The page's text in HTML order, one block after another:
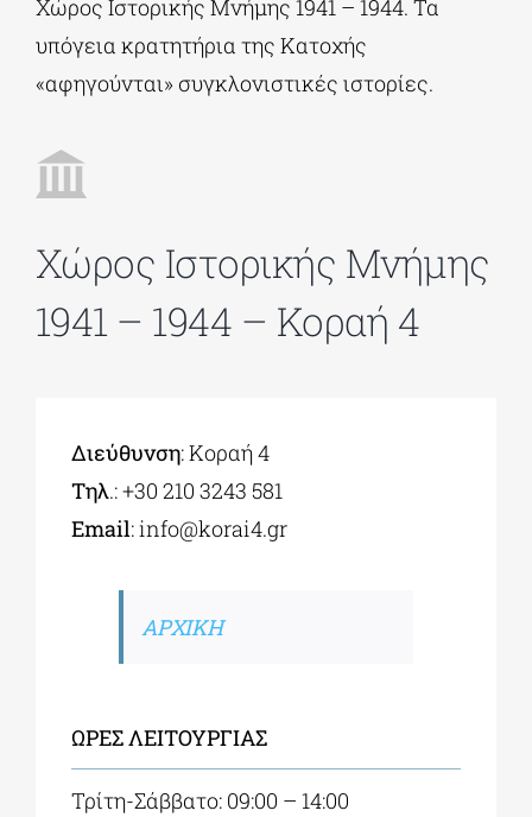
ΔΙΔΑΚΤΟΡΙΚΑ
ΕΚΠΑΙΔΕΥΤΙΚΑ ΙΔΡΥΜΑΤΑ
ΧΩΡΟΙ ΤΕΧΝΗΣ
ΕΚΔΗΛΩΣΕΙΣ
Χώρος Ιστορικής Μνήμης 1941 – 1944. Τα
υπόγεια κρατητήρια της Κατοχής
«αφηγούνται» συγκλονιστικές ιστορίες.
Χώρος Ιστορικής Μνήμης
1941 – 1944 – Κοραή 4
Διεύθυνση: Κοραή 4
Τηλ.: +30 210 3243 581
Εmail:info@korai4.gr
ΑΡΧΙΚΗ
ΩΡΕΣ ΛΕΙΤΟΥΡΓΙΑΣ
Τρίτη-Σάββατο: 09:00 – 14:00